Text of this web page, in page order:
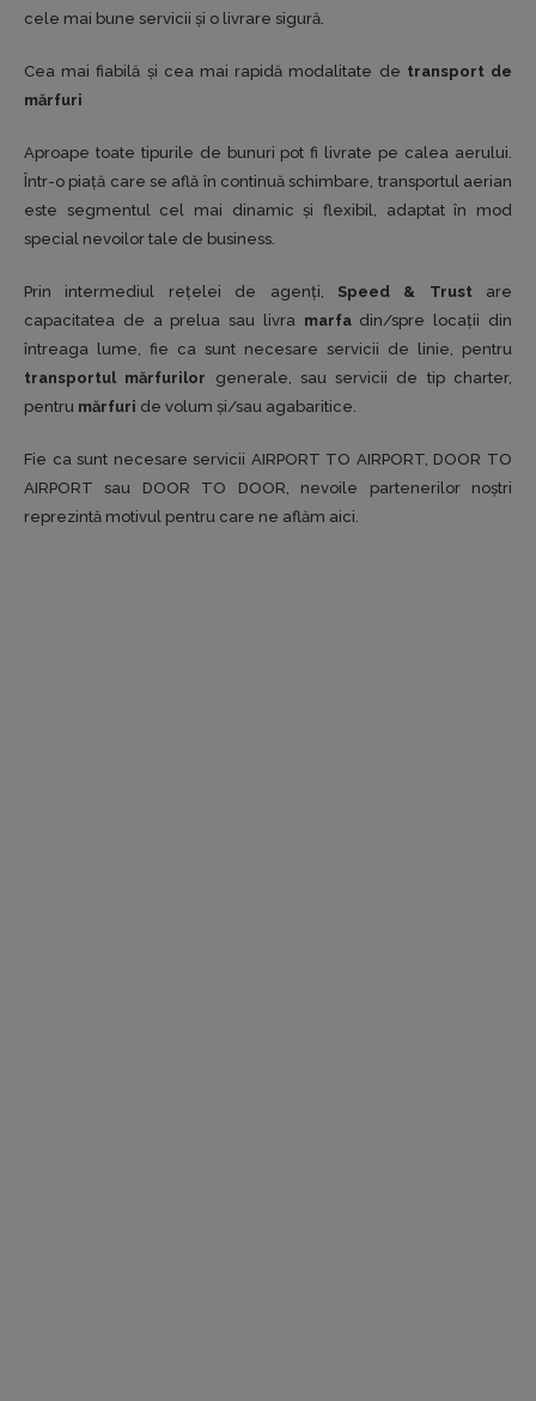
cele mai bune servicii și o livrare sigură.
Cea mai fiabilă și cea mai rapidă modalitate de transport de
mărfuri
Aproape toate tipurile de bunuri pot fi livrate pe calea aerului.
Într-o piață care se află în continuă schimbare, transportul aerian
este segmentul cel mai dinamic și flexibil, adaptat în mod
special nevoilor tale de business.
Prin intermediul rețelei de agenți, Speed & Trustare
capacitatea de a prelua sau livra marfadin/spre locații din
întreaga lume, fie ca sunt necesare servicii de linie, pentru
transportul mărfurilor generale, sau servicii de tip charter,
pentru mărfuri de volum și/sau agabaritice.
Fie ca sunt necesare servicii AIRPORT TO AIRPORT, DOOR TO
AIRPORT sau DOOR TO DOOR, nevoile partenerilor noștri
reprezintă motivul pentru care ne aflăm aici.